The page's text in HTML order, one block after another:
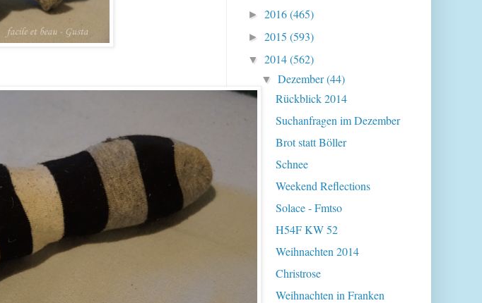
► 2016(465)
► 2015 (593)
▼ 2014(562)
▼Dezember(44)
Rückblick 2014
Suchanfragen im Dezember
Brot statt Böller
Schnee
Weekend Reflections
Solace - Fmtso
H54F KW 52
Weihnachten 2014
Christrose
Weihnachten in Franken